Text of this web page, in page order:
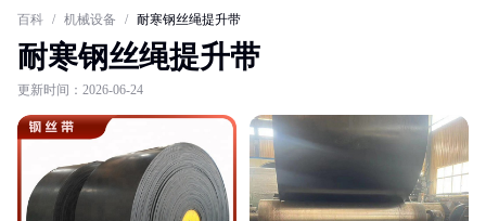
百科 / 机械设备 / 耐寒钢丝绳提升带
耐寒钢丝绳提升带
更新时间：2026-06-24